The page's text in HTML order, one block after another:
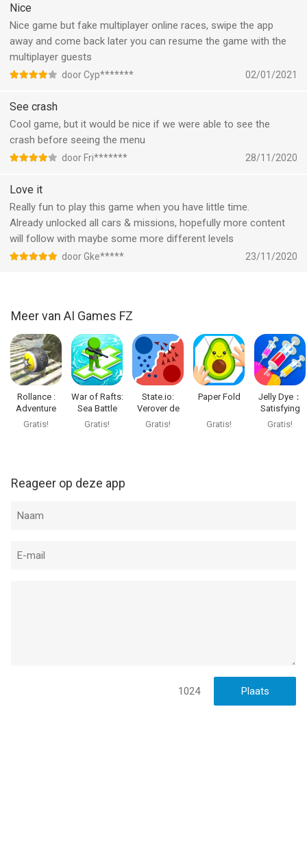
ready to unleash your inner rebel racer in this action-packed
racing game.
--
iPhone, iPad en iPod touch met iOS versie 13.0 of hoger,
geschikt bevonden voor gebruikers met leeftijden vanaf12 jaar
Informatie voor Rush Hour 3D: Car Gameis het laatst
Nice
Nice game but fake multiplayer online races, swipe the app
away and come back later you can resume the game with the
multiplayer guests
door Cyp******* 02/01/2021
See crash
Cool game, but it would be nice if we were able to see the
crash before seeing the menu
door Fri******* 28/11/2020
Love it
Really fun to play this game when you have little time.
Already unlocked all cars & missions, hopefully more content
will follow with maybe some more different levels
door Gke***** 23/11/2020
Meer van AI Games FZ
Rollance :
Adventure
Balls
Gratis!
War of Rafts:
Sea Battle
Game
Gratis!
State.io:
Verover de
wereld
Gratis!
Paper Fold
Gratis!
Jelly Dye：
Satisfying
ASMR Game
Gratis!
Reageer op deze app
1024